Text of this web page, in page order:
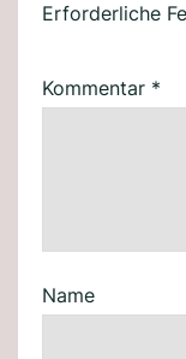
Erforderliche
Kommentar *
Name